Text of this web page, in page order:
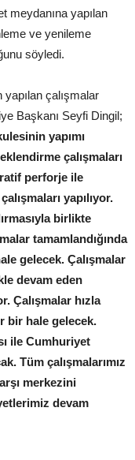
meydanına yapılan
ve yenileme
söyledi.
çalışmalar
Başkanı Seyfi Dingil;
yapımı
çalışmaları
perforje ile
yapılıyor.
birlikte
tamamlandığında
gelecek. Çalışmalar
devam eden
Çalışmalar hızla
bir hale gelecek.
ile Cumhuriyet
Tüm çalışmalarımız
merkezini
devam